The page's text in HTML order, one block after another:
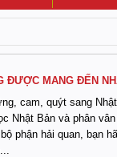
ĐƯỢC MANG ĐẾN
cam, quýt sang
Nhật Bản và phân
phận hải quan, bạn